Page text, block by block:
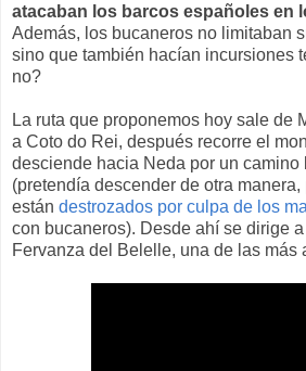
atacaban los barcos españoles en
Además, los bucaneros no limitaban
sino que también hacían incursiones
no?
La ruta que proponemos hoy sale de
a Coto do Rei, después recorre el
desciende hacia Neda por un camino
(pretendía descender de otra
están destrozados por culpa de los
con bucaneros). Desde ahí se dirige
Fervanza del Belelle, una de las más